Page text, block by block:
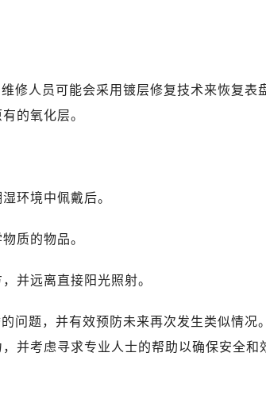
修人员可能会采用镀层修复技术来恢复表
的氧化层。
环境中佩戴后。
质的物品。
并远离直接阳光照射。
问题，并有效预防未来再次发生类似情况。
并考虑寻求专业人士的帮助以确保安全和